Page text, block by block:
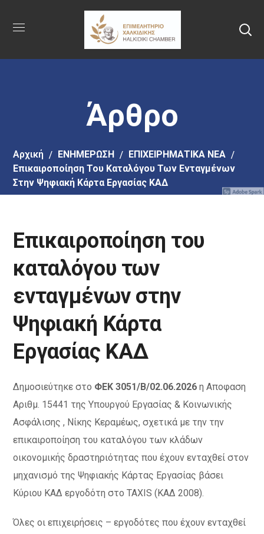
στο
περιεχόμενο
Άρθρο
Αρχική EΝΗΜΕΡΩΣΗ
ΕΠΙΧΕΙΡΗΜΑΤΙΚΑ ΝΕΑ
Επικαιροποίηση Του Καταλόγου Των Ενταγμένων
Στην Ψηφιακή Κάρτα Εργασίας ΚΑΔ
Επικαιροποίηση του
καταλόγου των
ενταγμένων στην
Ψηφιακή Κάρτα
Εργασίας ΚΑΔ
Δημοσιεύτηκε στο ΦΕΚ 3051/Β/02.06.2026 η Αποφαση
Αριθμ. 15441 της Υπουργού Εργασίας & Κοινωνικής
Ασφάλισης , Νίκης Κεραμέως, σχετικά με την την
επικαιροποίηση του καταλόγου των κλάδων
οικονομικής δραστηριότητας που έχουν ενταχθεί στον
μηχανισμό της Ψηφιακής Κάρτας Εργασίας βάσει
Κύριου ΚΑΔ εργοδότη στο ΤΑΧIS (ΚΑΔ 2008).
Όλες οι επιχειρήσεις – εργοδότες που έχουν ενταχθεί